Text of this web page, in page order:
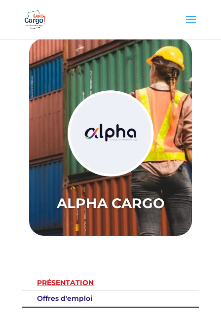
ALPHA CARGO
PRÉSENTATION
Offres d'emploi